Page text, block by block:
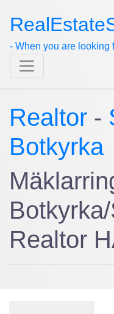
- When you are looking
Realtor -
Botkyrka
Realtor